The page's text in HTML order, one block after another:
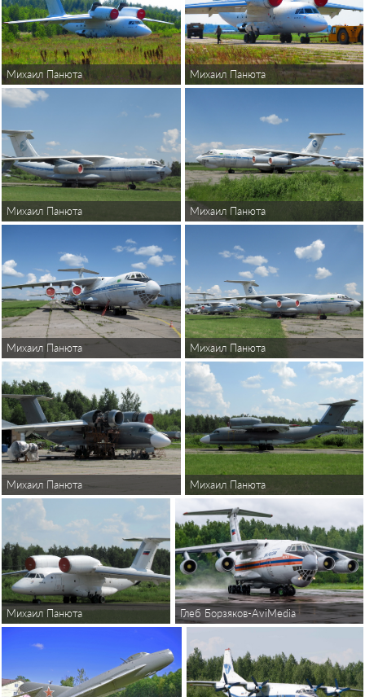
Михаил Панюта Михаил Панюта
Михаил Панюта Михаил Панюта
Михаил Панюта Михаил Панюта
Михаил Панюта Михаил Панюта
Михаил Панюта Глеб Борзяков-AviMedia